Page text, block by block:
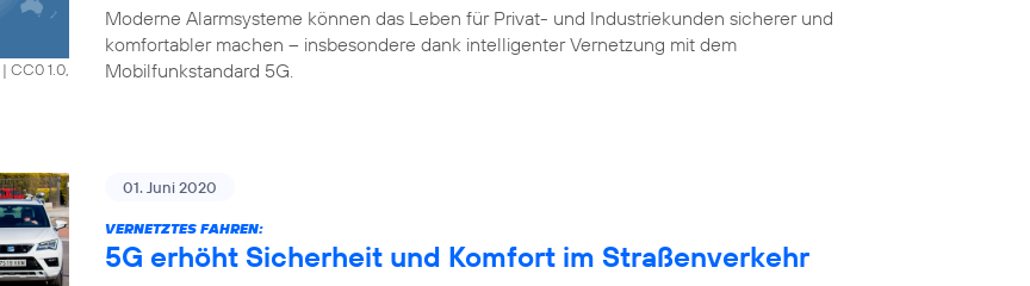
| CC0 1.0,
Moderne Alarmsysteme können das Leben für Privat- und Industriekunden sicherer und
komfortabler machen – insbesondere dank intelligenter Vernetzung mit dem
Mobilfunkstandard 5G.
01. Juni 2020
VERNETZTES FAHREN:
5G erhöht Sicherheit und Komfort im Straßenverkehr